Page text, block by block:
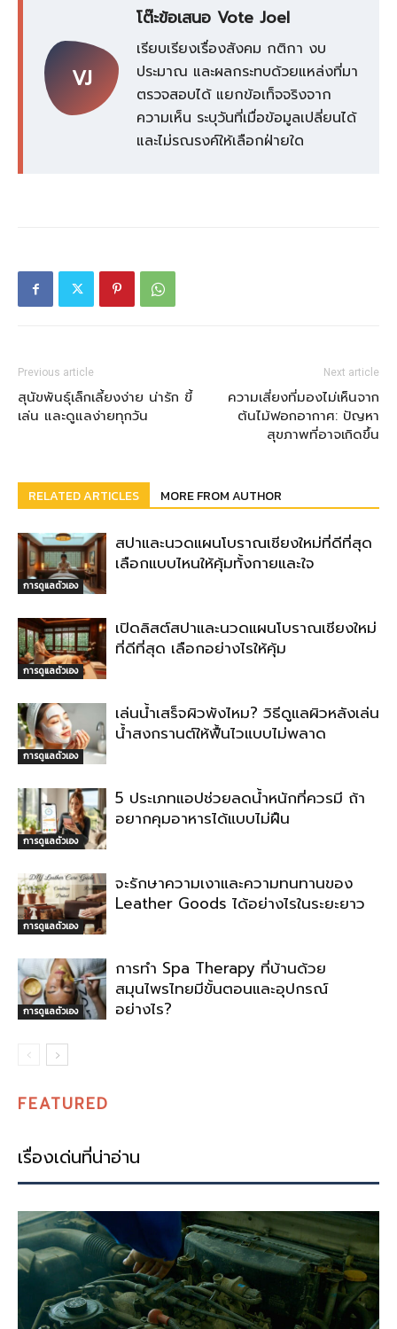
VJ
โต๊ะข้อเสนอ Vote Joel
เรียบเรียงเรื่องสังคม กติกา งบ
ประมาณ และผลกระทบด้วยแหล่งที่มา
ตรวจสอบได้ แยกข้อเท็จจริงจาก
ความเห็น ระบุวันที่เมื่อข้อมูลเปลี่ยนได้
และไม่รณรงค์ให้เลือกฝ่ายใด
Previous article
สุนัขพันธุ์เล็กเลี้ยงง่าย น่ารัก ขี้
เล่น และดูแลง่ายทุกวัน
Next article
ความเสี่ยงที่มองไม่เห็นจาก
ต้นไม้ฟอกอากาศ: ปัญหา
สุขภาพที่อาจเกิดขึ้น
RELATED ARTICLES MORE FROM AUTHOR
การดูแลตัวเอง
สปาและนวดแผนโบราณเชียงใหม่ที่ดีที่สุด
เลือกแบบไหนให้คุ้มทั้งกายและใจ
การดูแลตัวเอง
เปิดลิสต์สปาและนวดแผนโบราณเชียงใหม่
ที่ดีที่สุด เลือกอย่างไรให้คุ้ม
การดูแลตัวเอง
เล่นน้ำเสร็จผิวพังไหม? วิธีดูแลผิวหลังเล่น
น้ำสงกรานต์ให้ฟื้นไวแบบไม่พลาด
การดูแลตัวเอง
5 ประเภทแอปช่วยลดน้ำหนักที่ควรมี ถ้า
อยากคุมอาหารได้แบบไม่ฝืน
การดูแลตัวเอง
จะรักษาความเงาและความทนทานของ
Leather Goods ได้อย่างไรในระยะยาว
การดูแลตัวเอง
การทำ Spa Therapy ที่บ้านด้วย
สมุนไพรไทยมีขั้นตอนและอุปกรณ์
อย่างไร?
FEATURED
เรื่องเด่นที่น่าอ่าน